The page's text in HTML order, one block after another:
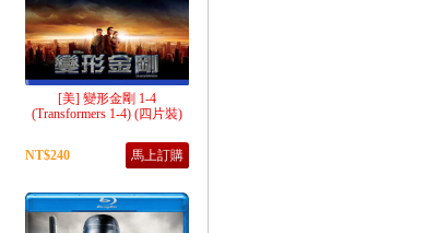
[美] 變形金剛 1-4
(Transformers 1-4) (四片裝)
NT$240 馬上訂購